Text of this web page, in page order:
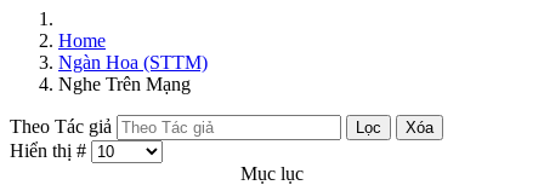
Home
Ngàn Hoa (STTM)
Nghe Trên Mạng
Theo Tác giả Lọc Xóa
Hiển thị #
Mục lục